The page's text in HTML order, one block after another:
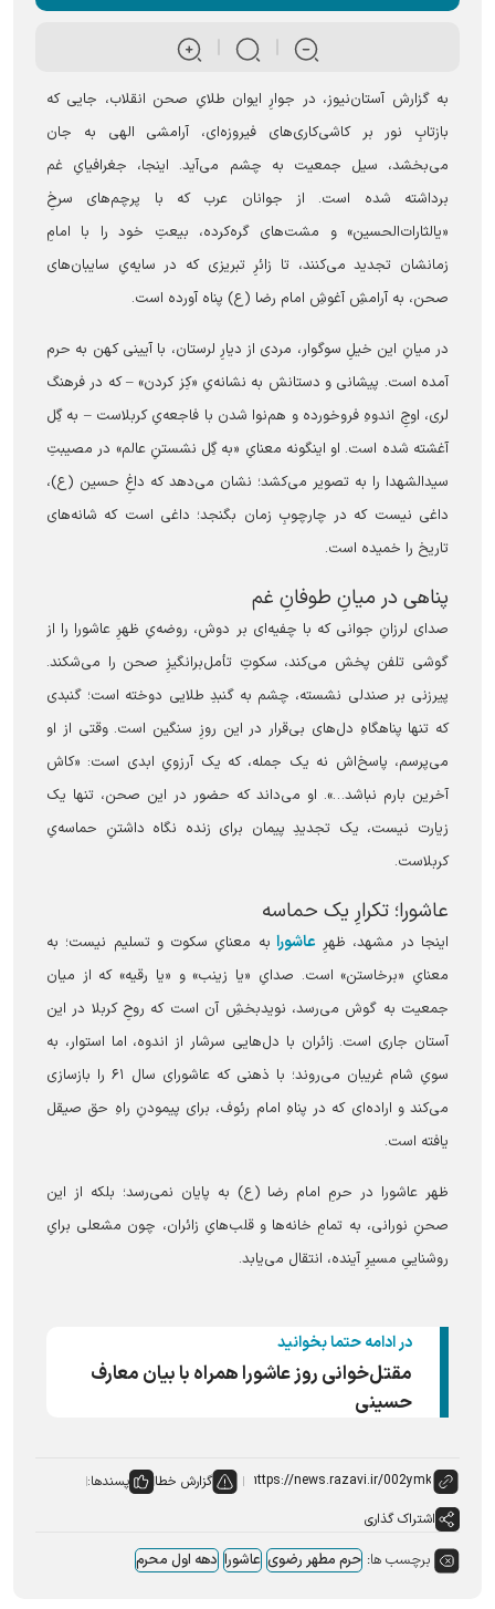
به گزارش آستان‌نیوز، در جوارِ ایوان طلایِ صحن انقلاب، جایی که
بازتابِ نور بر کاشی‌کاری‌های فیروزه‌ای، آرامشی الهی به جان
می‌بخشد، سیل جمعیت به چشم می‌آید. اینجا، جغرافیایِ غم
برداشته شده است. از جوانان عرب که با پرچم‌های سرخِ
«یالثارات‌الحسین» و مشت‌های گره‌کرده، بیعتِ خود را با امامِ
زمانشان تجدید می‌کنند، تا زائرِ تبریزی که در سایه‌یِ سایبان‌های
صحن، به آرامشِ آغوشِ امام رضا (ع) پناه آورده است.
در میانِ این خیلِ سوگوار، مردی از دیارِ لرستان، با آیینی کهن به حرم
آمده است. پیشانی و دستانش به نشانه‌یِ «کِز کردن» – که در فرهنگ
لری، اوجِ اندوهِ فروخورده و هم‌نوا شدن با فاجعه‌یِ کربلاست – به گِل
آغشته شده است. او اینگونه معنایِ «به گِل نشستنِ عالم» در مصیبتِ
سیدالشهدا را به تصویر می‌کشد؛ نشان می‌دهد که داغِ حسین (ع)،
داغی نیست که در چارچوبِ زمان بگنجد؛ داغی است که شانه‌های
تاریخ را خمیده است.
پناهی در میانِ طوفانِ غم
صدای لرزانِ جوانی که با چفیه‌ای بر دوش، روضه‌یِ ظهرِ عاشورا را از
گوشی تلفن پخش می‌کند، سکوتِ تأمل‌برانگیزِ صحن را می‌شکند.
پیرزنی بر صندلی نشسته، چشم به گنبدِ طلایی دوخته است؛ گنبدی
که تنها پناهگاهِ دل‌های بی‌قرار در این روزِ سنگین است. وقتی از او
می‌پرسم، پاسخ‌اش نه یک جمله، که یک آرزویِ ابدی است: «کاش
آخرین بارم نباشد…». او می‌داند که حضور در این صحن، تنها یک
زیارت نیست، یک تجدیدِ پیمان برای زنده نگاه داشتنِ حماسه‌یِ
کربلاست.
عاشورا؛ تکرارِ یک حماسه
اینجا در مشهد، ظهرِ عاشورا به معنایِ سکوت و تسلیم نیست؛ به
معنایِ «برخاستن» است. صدایِ «یا زینب» و «یا رقیه» که از میان
جمعیت به گوش می‌رسد، نویدبخشِ آن است که روحِ کربلا در این
آستان جاری است. زائران با دل‌هایی سرشار از اندوه، اما استوار، به
سویِ شام غریبان می‌روند؛ با ذهنی که عاشورای سال ۶۱ را بازسازی
می‌کند و اراده‌ای که در پناهِ امام رئوف، برای پیمودنِ راهِ حق صیقل
یافته است.
ظهر عاشورا در حرمِ امام رضا (ع) به پایان نمی‌رسد؛ بلکه از این
صحنِ نورانی، به تمامِ خانه‌ها و قلب‌هایِ زائران، چون مشعلی برایِ
روشناییِ مسیرِ آینده، انتقال می‌یابد.
در ادامه حتما بخوانید
مقتل‌خوانی روز عاشورا همراه با بیان معارف
حسینی
گزارش خطا
پسندها:
اشتراک گذاری
برچسب ها: حرم مطهر رضوی عاشورا دهه اول محرم